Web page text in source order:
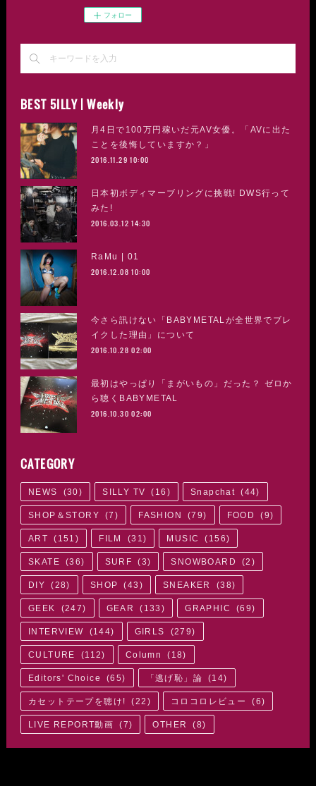
フォロー
BEST 5ILLY | Weekly
月4日で100万円稼いだ元AV女優。「AVに出た
ことを後悔していますか？」
2016.11.29 10:00
日本初ボディマーブリングに挑戦! DWS行って
みた!
2016.03.12 14:30
RaMu | 01
2016.12.08 10:00
今さら訊けない「BABYMETALが全世界でブレ
イクした理由」について
2016.10.28 02:00
最初はやっぱり「まがいもの」だった？ ゼロか
ら聴くBABYMETAL
2016.10.30 02:00
CATEGORY
NEWS (30) SILLY TV ( 16 ) Snapchat (44)
SHOP＆STORY (7 ) FASHION (79) FOOD (9)
ART ( 151 ) FILM (31 ) MUSIC ( 156)
SKATE (36) SURF (3) SNOWBOARD (2 )
DIY (28) SHOP (43 ) SNEAKER (38)
GEEK (247) GEAR ( 133 ) GRAPHIC (69)
INTERVIEW (144) GIRLS (279)
CULTURE (112) Column ( 18)
Editors' Choice (65) 「逃げ恥」論 (14)
カセットテープを聴け! (22 ) コロコロレビュー (6)
LIVE REPORT動画 (7) OTHER (8)